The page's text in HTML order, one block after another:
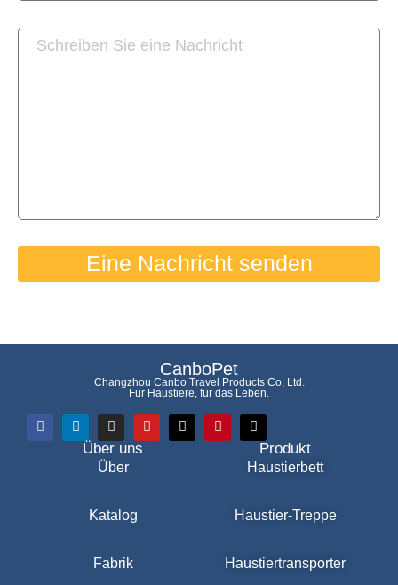
Eine Nachricht senden
CanboPet
Changzhou Canbo Travel Products Co, Ltd.
Für Haustiere, für das Leben.
Über uns
Über
Katalog
Fabrik
Produkt
Haustierbett
Haustier-Treppe
Haustiertransporter